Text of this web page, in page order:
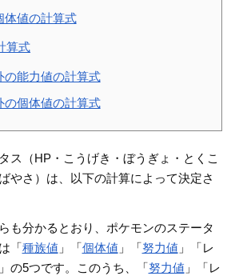
体値の計算式
算式
の能力値の計算式
の個体値の計算式
ス（HP・こうげき・ぼうぎょ・とくこ
やさ）は、以下の計算によって決定さ
も分かるとおり、ポケモンのステータ
「 種族値 」「 個体値 」「 努力値 」「レ
」の5つです。このうち、「 努力値 」「レ